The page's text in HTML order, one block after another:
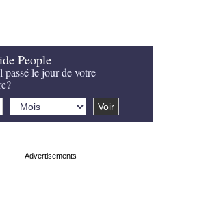
People
passé le jour de votre